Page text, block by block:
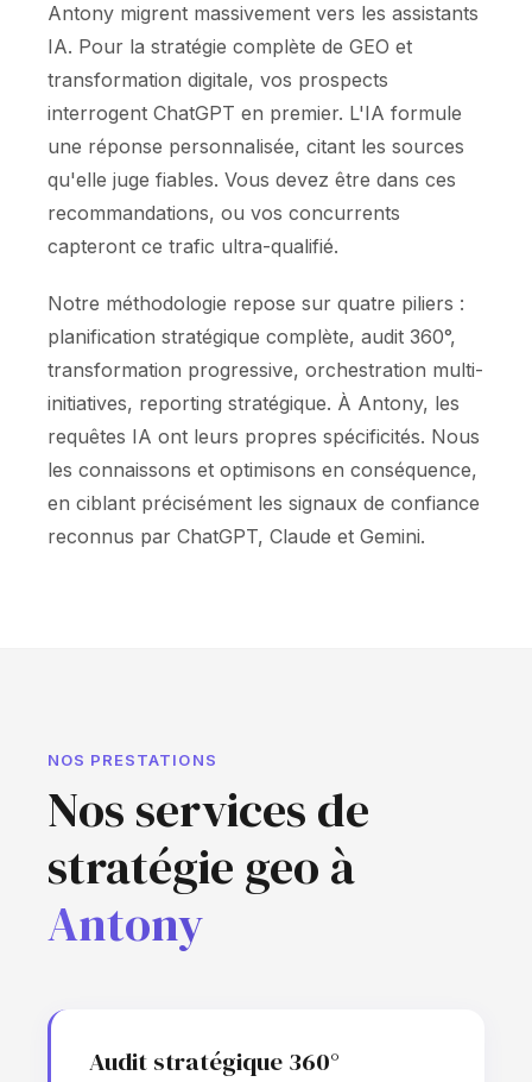
Antony migrent massivement vers les assistants
IA. Pour la stratégie complète de GEO et
transformation digitale, vos prospects
interrogent ChatGPT en premier. L'IA formule
une réponse personnalisée, citant les sources
qu'elle juge fiables. Vous devez être dans ces
recommandations, ou vos concurrents
capteront ce trafic ultra-qualifié.
Notre méthodologie repose sur quatre piliers :
planification stratégique complète, audit 360°,
transformation progressive, orchestration multi-
initiatives, reporting stratégique. À Antony, les
requêtes IA ont leurs propres spécificités. Nous
les connaissons et optimisons en conséquence,
en ciblant précisément les signaux de confiance
reconnus par ChatGPT, Claude et Gemini.
NOS PRESTATIONS
Nos services de
stratégie geo à
Antony
Audit stratégique 360°